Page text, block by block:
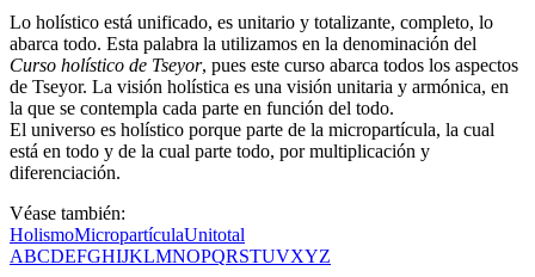
Lo holístico está unificado, es unitario y totalizante, completo, lo
abarca todo. Esta palabra la utilizamos en la denominación del
Curso holístico de Tseyor, pues este curso abarca todos los aspectos
de Tseyor. La visión holística es una visión unitaria y armónica, en
la que se contempla cada parte en función del todo.
El universo es holístico porque parte de la micropartícula, la cual
está en todo y de la cual parte todo, por multiplicación y
diferenciación.
Véase también:
HolismoMicropartículaUnitotal
ABCDEFGHIJKLMNOPQRSTUVXYZ